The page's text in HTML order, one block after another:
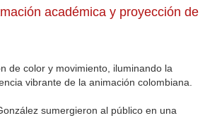
académica y proyección de
de color y movimiento, iluminando la
vibrante de la animación colombiana.
sumergieron al público en una